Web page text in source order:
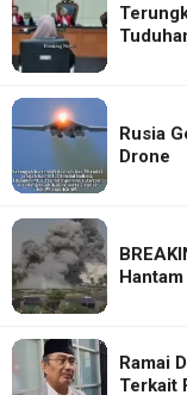
Rusia
Drone
Ramai
Terkait